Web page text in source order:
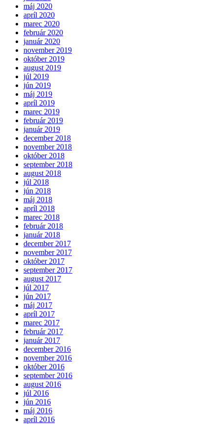
máj 2020
apríl 2020
marec 2020
február 2020
január 2020
november 2019
október 2019
august 2019
júl 2019
jún 2019
máj 2019
apríl 2019
marec 2019
február 2019
január 2019
december 2018
november 2018
október 2018
september 2018
august 2018
júl 2018
jún 2018
máj 2018
apríl 2018
marec 2018
február 2018
január 2018
december 2017
november 2017
október 2017
september 2017
august 2017
júl 2017
jún 2017
máj 2017
apríl 2017
marec 2017
február 2017
január 2017
december 2016
november 2016
október 2016
september 2016
august 2016
júl 2016
jún 2016
máj 2016
apríl 2016